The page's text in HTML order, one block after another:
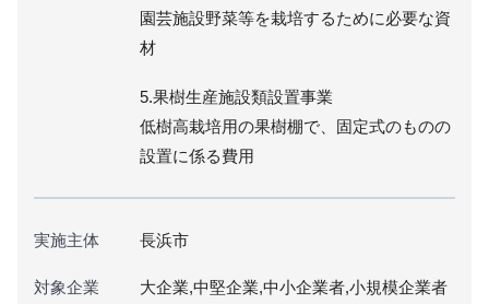
園芸施設野菜等を栽培するために必要な資
材
5.果樹生産施設類設置事業
低樹高栽培用の果樹棚で、固定式のものの
設置に係る費用
実施主体 長浜市
対象企業 大企業,中堅企業,中小企業者,小規模企業者